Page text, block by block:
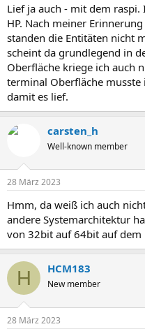
Lief ja auch - mit dem
HP. Nach meiner
standen die Entitäten nicht
scheint da grundlegend in
Oberfläche kriege ich auch
terminal Oberfläche musste
damit es lief.
carsten_h
Well-known member
28 März 2023
Hmm, da weiß ich auch
andere Systemarchitektur
von 32bit auf 64bit auf dem
H HCM183
New member
28 März 2023